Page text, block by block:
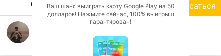
Чат Стример
MABAR GRATISS!!
Подписаться
Ваш шанс выиграть карту Google Play на 50
долларов! Нажмите сейчас, 100% выигрыш
гарантирован!